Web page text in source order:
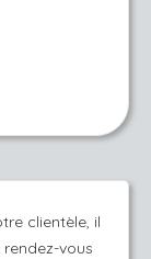
clientèle, il
vous